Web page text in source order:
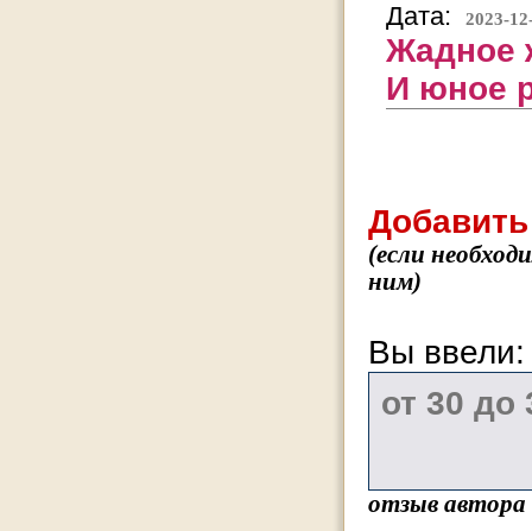
Дата:
2023-
Жадное
И юное
(если
ним)
Вы
отзыв